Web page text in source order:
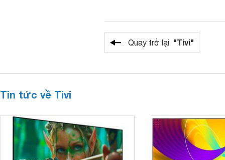
Quay trở lại "Tivi"
Tin tức về Tivi